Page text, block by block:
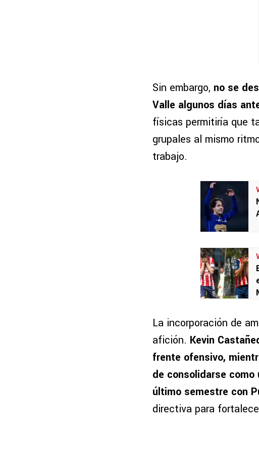
Sin embargo, no se
Valle algunos días
físicas permitiría que
grupales al mismo
trabajo.
La incorporación de
afición. Kevin
frente ofensivo,
de consolidarse
último semestre con
directiva para